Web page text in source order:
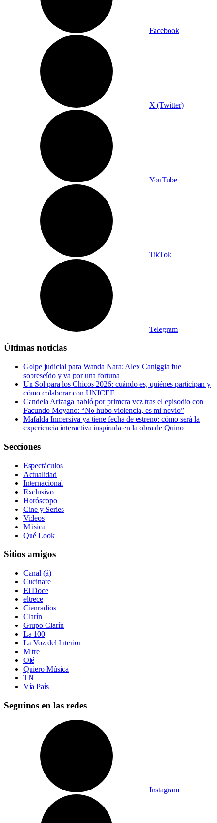
Facebook
X (Twitter)
YouTube
TikTok
Telegram
Últimas noticias
Golpe judicial para Wanda Nara: Alex Caniggia fue
sobreseído y va por una fortuna
Un Sol para los Chicos 2026: cuándo es, quiénes participan y
cómo colaborar con UNICEF
Candela Arizaga habló por primera vez tras el episodio con
Facundo Moyano: “No hubo violencia, es mi novio”
Mafalda Inmersiva ya tiene fecha de estreno: cómo será la
experiencia interactiva inspirada en la obra de Quino
Secciones
Espectáculos
Actualidad
Internacional
Exclusivo
Horóscopo
Cine y Series
Videos
Música
Qué Look
Sitios amigos
Canal (á)
Cucinare
El Doce
eltrece
Cienradios
Clarín
Grupo Clarín
La 100
La Voz del Interior
Mitre
Olé
Quiero Música
TN
Vía País
Seguinos en las redes
Instagram